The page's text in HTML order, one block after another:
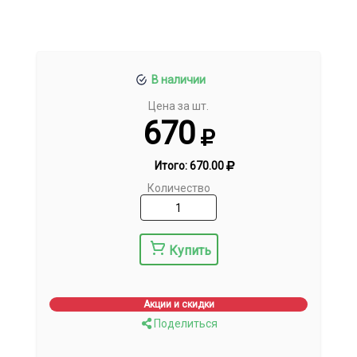
В наличии
Цена за шт.
670
Итого:670.00
Количество
Купить
Акции и скидки
Поделиться